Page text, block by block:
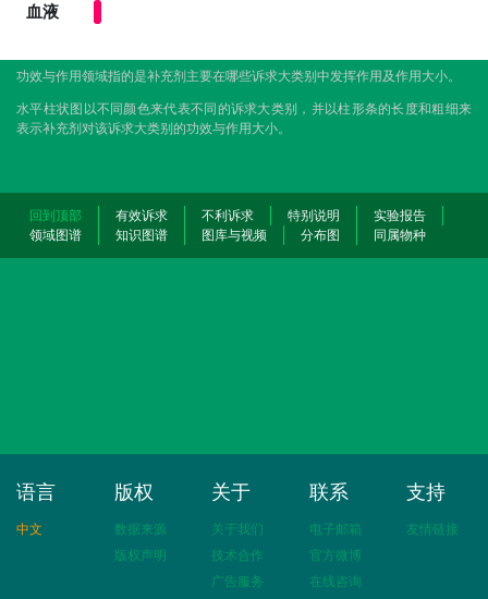
血液
功效与作用领域指的是补充剂主要在哪些诉求大类别中发挥作用及作用大小。
水平柱状图以不同颜色来代表不同的诉求大类别，并以柱形条的长度和粗细来
表示补充剂对该诉求大类别的功效与作用大小。
回到顶部 有效诉求 不利诉求 特别说明
实验报告
领域图谱
知识图谱 图库与视频 分布图 同属物种
语言
中文
版权
数据来源
版权声明
关于
关于我们
技术合作
广告服务
联系
电子邮箱
官方微博
在线咨询
支持
友情链接